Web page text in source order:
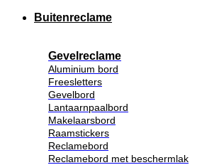
Buitenreclame
Gevelreclame
Aluminium bord
Freesletters
Gevelbord
Lantaarnpaalbord
Makelaarsbord
Raamstickers
Reclamebord
Reclamebord met beschermlak